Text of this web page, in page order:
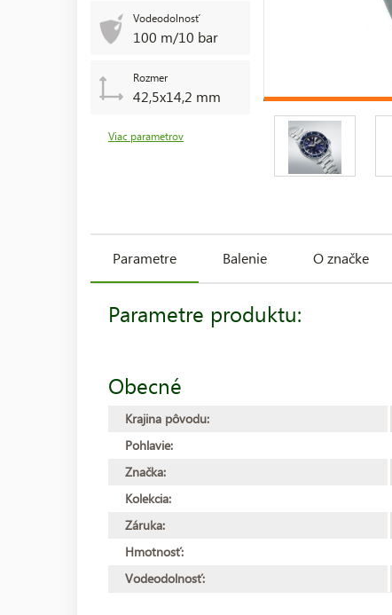
Vodeodolnosť
100 m/10 bar
Rozmer
42,5x14,2 mm
Viac parametrov
Parametre Balenie O značke
Parametre produktu:
Obecné
Krajina pôvodu:
Pohlavie:
Značka:
Kolekcia:
Záruka:
Hmotnosť:
Vodeodolnosť: